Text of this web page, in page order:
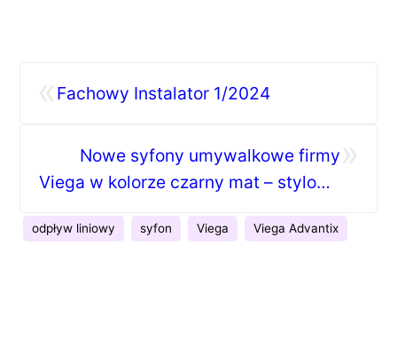
Fachowy Instalator 1/2024
Nowe syfony umywalkowe firmy
Viega w kolorze czarny mat – stylowe
odpływ liniowy syfon Viega Viega Advantix